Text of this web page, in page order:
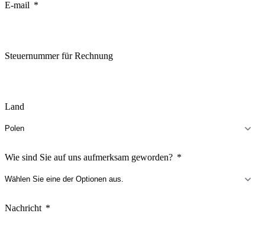
E-mail
Steuernummer für Rechnung
Land
Wie sind Sie auf uns aufmerksam geworden?
Nachricht